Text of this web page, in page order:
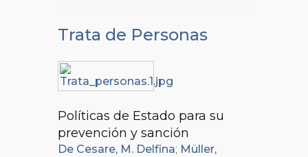
Trata de Personas
Políticas de Estado para su
prevención y sanción
De Cesare, M. Delfina; Müller,